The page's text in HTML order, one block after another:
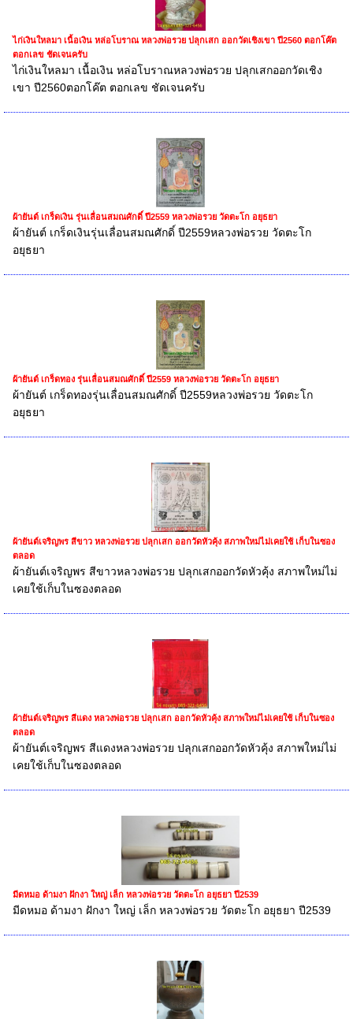
ไก่เงินใหลมา เนื้อเงิน หล่อโบราณ หลวงพ่อรวย ปลุกเสก ออกวัดเชิงเขา ปี2560 ตอกโค๊ต
ตอกเลข ชัดเจนครับ
ไก่เงินใหลมา เนื้อเงิน หล่อโบราณหลวงพ่อรวย ปลุกเสกออกวัดเชิง
เขา ปี2560ตอกโค๊ต ตอกเลข ชัดเจนครับ
ผ้ายันต์ เกร็ดเงิน รุ่นเลื่อนสมณศักดิ์ ปี2559 หลวงพ่อรวย วัดตะโก อยุธยา
ผ้ายันต์ เกร็ดเงินรุ่นเลื่อนสมณศักดิ์ ปี2559หลวงพ่อรวย วัดตะโก
อยุธยา
ผ้ายันต์ เกร็ดทอง รุ่นเลื่อนสมณศักดิ์ ปี2559 หลวงพ่อรวย วัดตะโก อยุธยา
ผ้ายันต์ เกร็ดทองรุ่นเลื่อนสมณศักดิ์ ปี2559หลวงพ่อรวย วัดตะโก
อยุธยา
ผ้ายันต์เจริญพร สีขาว หลวงพ่อรวย ปลุกเสก ออกวัดหัวคุ้ง สภาพใหม่ไม่เคยใช้ เก็บในซอง
ตลอด
ผ้ายันต์เจริญพร สีขาวหลวงพ่อรวย ปลุกเสกออกวัดหัวคุ้ง สภาพใหม่ไม่
เคยใช้เก็บในซองตลอด
ผ้ายันต์เจริญพร สีแดง หลวงพ่อรวย ปลุกเสก ออกวัดหัวคุ้ง สภาพใหม่ไม่เคยใช้ เก็บในซอง
ตลอด
ผ้ายันต์เจริญพร สีแดงหลวงพ่อรวย ปลุกเสกออกวัดหัวคุ้ง สภาพใหม่ไม่
เคยใช้เก็บในซองตลอด
มีดหมอ ด้ามงา ฝักงา ใหญ่ เล็ก หลวงพ่อรวย วัดตะโก อยุธยา ปี2539
มีดหมอ ด้ามงา ฝักงา ใหญ่ เล็ก หลวงพ่อรวย วัดตะโก อยุธยา ปี2539